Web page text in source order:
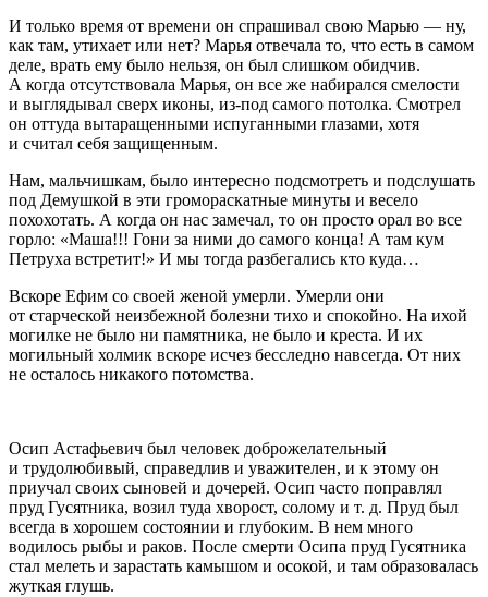
И только время от времени он спрашивал свою Марью — ну,
как там, утихает или нет? Марья отвечала то, что есть в самом
деле, врать ему было нельзя, он был слишком обидчив.
А когда отсутствовала Марья, он все же набирался смелости
и выглядывал сверх иконы, из-под самого потолка. Смотрел
он оттуда вытаращенными испуганными глазами, хотя
и считал себя защищенным.
Нам, мальчишкам, было интересно подсмотреть и подслушать
под Демушкой в эти громораскатные минуты и весело
похохотать. А когда он нас замечал, то он просто орал во все
горло: «Маша!!! Гони за ними до самого конца! А там кум
Петруха встретит!» И мы тогда разбегались кто куда…
Вскоре Ефим со своей женой умерли. Умерли они
от старческой неизбежной болезни тихо и спокойно. На ихой
могилке не было ни памятника, не было и креста. И их
могильный холмик вскоре исчез бесследно навсегда. От них
не осталось никакого потомства.
Осип Астафьевич был человек доброжелательный
и трудолюбивый, справедлив и уважителен, и к этому он
приучал своих сыновей и дочерей. Осип часто поправлял
пруд Гусятника, возил туда хворост, солому и т. д. Пруд был
всегда в хорошем состоянии и глубоким. В нем много
водилось рыбы и раков. После смерти Осипа пруд Гусятника
стал мелеть и зарастать камышом и осокой, и там образовалась
жуткая глушь.